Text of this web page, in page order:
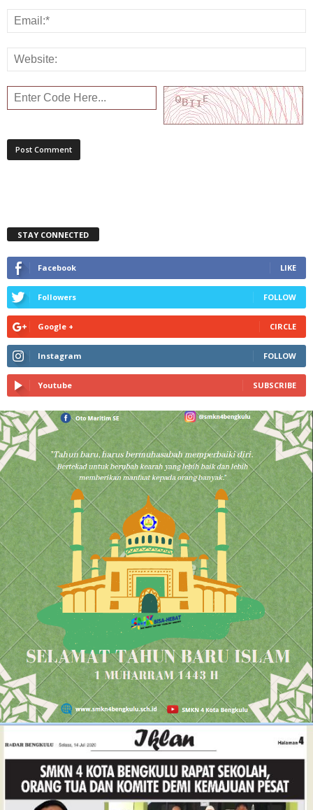
STAY CONNECTED
Facebook LIKE
Followers FOLLOW
Google + CIRCLE
Instagram FOLLOW
Youtube SUBSCRIBE